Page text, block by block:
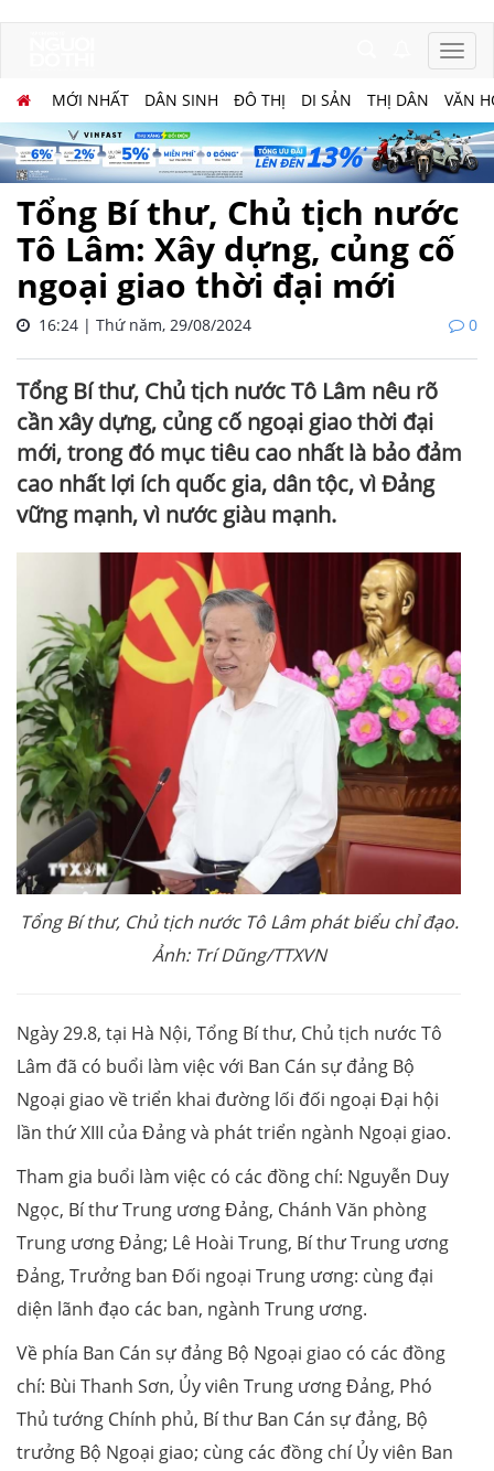
MỚI NHẤT DÂN SINH ĐÔ THỊ DI SẢN THỊ DÂN VĂN
Tổng Bí thư, Chủ tịch nước
Tô Lâm: Xây dựng, củng cố
ngoại giao thời đại mới
16:24 | Thứ năm, 29/08/2024 0
Tổng Bí thư, Chủ tịch nước Tô Lâm nêu rõ
cần xây dựng, củng cố ngoại giao thời đại
mới, trong đó mục tiêu cao nhất là bảo đảm
cao nhất lợi ích quốc gia, dân tộc, vì Đảng
vững mạnh, vì nước giàu mạnh.
Tổng Bí thư, Chủ tịch nước Tô Lâm phát biểu chỉ đạo.
Ảnh: Trí Dũng/TTXVN
Ngày 29.8, tại Hà Nội, Tổng Bí thư, Chủ tịch nước Tô
Lâm đã có buổi làm việc với Ban Cán sự đảng Bộ
Ngoại giao về triển khai đường lối đối ngoại Đại hội
lần thứ XIII của Đảng và phát triển ngành Ngoại giao.
Tham gia buổi làm việc có các đồng chí: Nguyễn Duy
Ngọc, Bí thư Trung ương Đảng, Chánh Văn phòng
Trung ương Đảng; Lê Hoài Trung, Bí thư Trung ương
Đảng, Trưởng ban Đối ngoại Trung ương: cùng đại
diện lãnh đạo các ban, ngành Trung ương.
Về phía Ban Cán sự đảng Bộ Ngoại giao có các đồng
chí: Bùi Thanh Sơn, Ủy viên Trung ương Đảng, Phó
Thủ tướng Chính phủ, Bí thư Ban Cán sự đảng, Bộ
trưởng Bộ Ngoại giao; cùng các đồng chí Ủy viên Ban